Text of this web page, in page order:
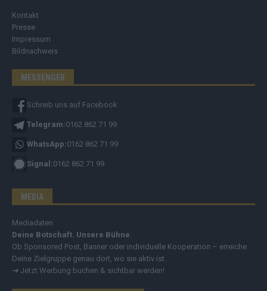
Kontakt
Presse
Impressum
Bildnachweis
MESSENGER
Schreib uns auf Facebook
Telegram:0162 862 71 99
WhatsApp:0162 862 71 99
Signal:0162 862 71 99
MEDIA
Mediadaten
Deine Botschaft. Unsere Bühne.
Ob Sponsored Post, Banner oder individuelle Kooperation – erreiche
Deine Zielgruppe genau dort, wo sie aktiv ist.
➔ Jetzt Werbung buchen & sichtbar werden!